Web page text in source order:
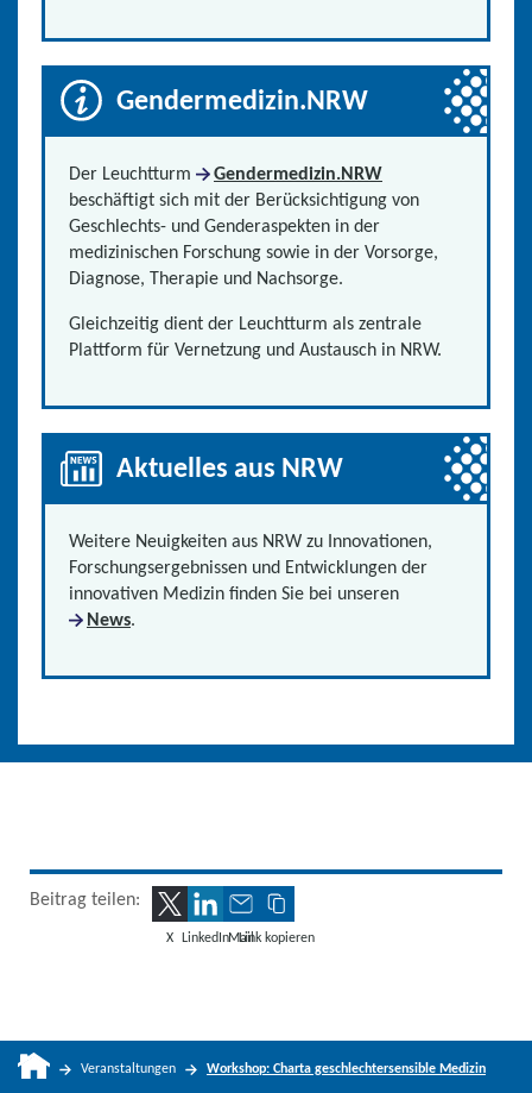
Gendermedizin.NRW
Der Leuchtturm
Gendermedizin.NRW
beschäftigt sich mit der Berücksichtigung von
Geschlechts- und Genderaspekten in der
medizinischen Forschung sowie in der Vorsorge,
Diagnose, Therapie und Nachsorge.
Gleichzeitig dient der Leuchtturm als zentrale
Plattform für Vernetzung und Austausch in NRW.
Aktuelles aus NRW
Weitere Neuigkeiten aus NRW zu Innovationen,
Forschungsergebnissen und Entwicklungen der
innovativen Medizin finden Sie bei unseren
News.
Beitrag teilen:
X LinkedInMailLink kopieren
Veranstaltungen Workshop: Charta geschlechtersensible Medizin